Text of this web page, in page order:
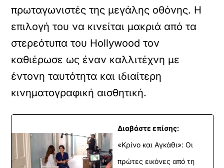
πρωταγωνιστές της μεγάλης οθόνης. Η
επιλογή του να κινείται μακριά από τα
στερεότυπα του Hollywood τον
καθιέρωσε ως έναν καλλιτέχνη με
έντονη ταυτότητα και ιδιαίτερη
κινηματογραφική αισθητική.
Διαβάστε επίσης:
«Κρίνο και Αγκάθι»: Οι
πρώτες εικόνες από τη